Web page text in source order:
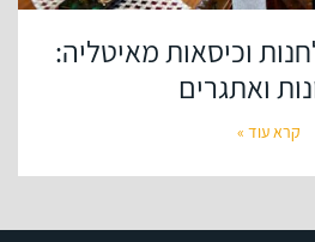
וכיסאות מאיטליה:
ואתגרים
קרא עוד »